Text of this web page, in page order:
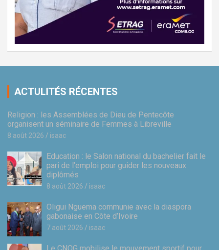
ACTULITÉS RÉCENTES
Religion : les Assemblées de Dieu de Pentecôte
organisent un séminaire de Femmes à Libreville
8 août 2026 isaac
Education : le Salon national du bachelier fait le
pari de l’emploi pour guider les nouveaux
diplômés
8 août 2026 isaac
Oligui Nguema communie avec la diaspora
gabonaise en Côte d’Ivoire
7 août 2026 isaac